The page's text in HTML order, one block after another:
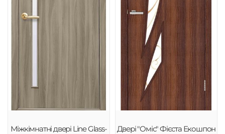
Міжкімнатні двері Line Glass-
Двері "Оміс" Фієста Екошпон